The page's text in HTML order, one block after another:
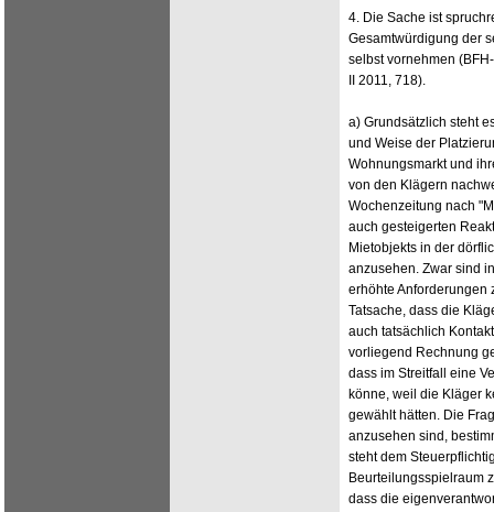
4. Die Sache ist
Gesamtwürdigung der
selbst vornehmen
II 2011, 718).
a) Grundsätzlich steht
und Weise der
Wohnungsmarkt und
von den Klägern
Wochenzeitung nach
auch gesteigerten
Mietobjekts in der
anzusehen. Zwar sind
erhöhte Anforderungen
Tatsache, dass die
auch tatsächlich
vorliegend Rechnung
dass im Streitfall eine
könne, weil die Kläger
gewählt hätten. Die
anzusehen sind,
steht dem
Beurteilungsspielraum
dass die